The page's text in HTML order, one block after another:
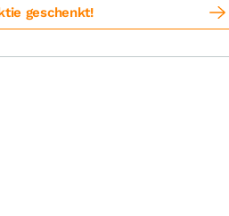
geschenkt!